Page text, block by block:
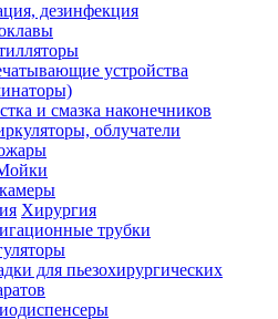
дезинфекция
устройства
и смазка наконечников
облучатели
Хирургия
трубки
для пьезохирургических